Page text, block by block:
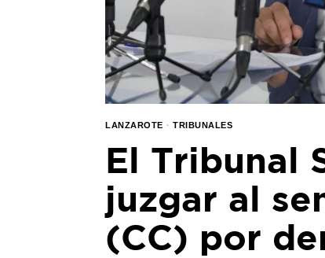
LANZAROTE · TRIBUNALES
El Tribunal
juzgar al
(CC) por